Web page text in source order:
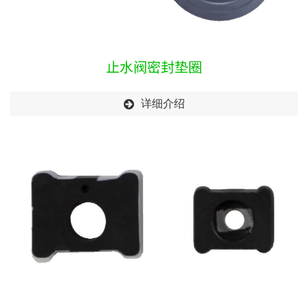
止水阀密封垫圈
详细介绍